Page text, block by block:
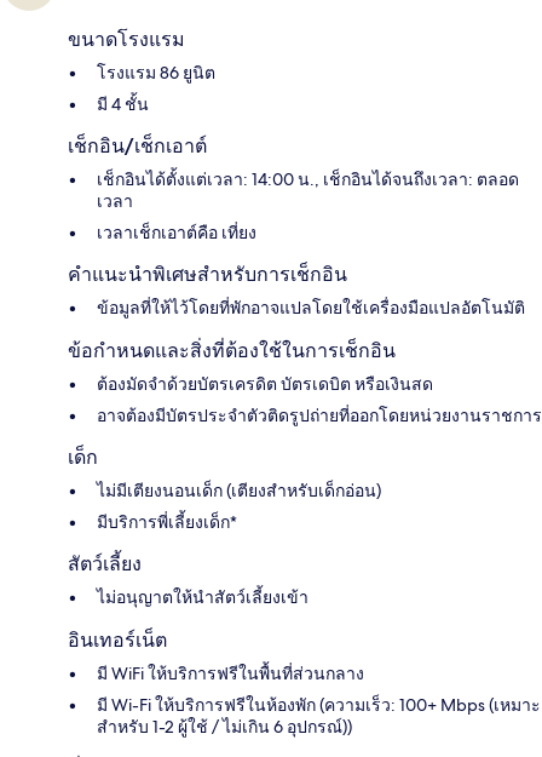
ขนาดโรงแรม
โรงแรม 86 ยูนิต
มี 4 ชั้น
เช็กอิน/เช็กเอาต์
เช็กอินได้ตั้งแต่เวลา: 14:00 น., เช็กอินได้จนถึงเวลา: ตลอด
เวลา
เวลาเช็กเอาต์คือ เที่ยง
คำแนะนำพิเศษสำหรับการเช็กอิน
ข้อมูลที่ให้ไว้โดยที่พักอาจแปลโดยใช้เครื่องมือแปลอัตโนมัติ
ข้อกำหนดและสิ่งที่ต้องใช้ในการเช็กอิน
ต้องมัดจำด้วยบัตรเครดิต บัตรเดบิต หรือเงินสด
อาจต้องมีบัตรประจำตัวติดรูปถ่ายที่ออกโดยหน่วยงานราชการ
เด็ก
ไม่มีเตียงนอนเด็ก (เตียงสำหรับเด็กอ่อน)
มีบริการพี่เลี้ยงเด็ก*
สัตว์เลี้ยง
ไม่อนุญาตให้นำสัตว์เลี้ยงเข้า
อินเทอร์เน็ต
มี WiFi ให้บริการฟรีในพื้นที่ส่วนกลาง
มี Wi-Fi ให้บริการฟรีในห้องพัก (ความเร็ว: 100+ Mbps (เหมาะ
สำหรับ 1-2 ผู้ใช้ / ไม่เกิน 6 อุปกรณ์))